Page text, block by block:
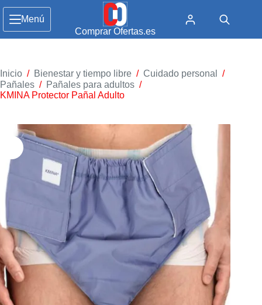
Menú
Comprar Ofertas.es
Inicio / Bienestar y tiempo libre / Cuidado personal
/
Pañales / Pañales para adultos /
KMINA Protector Pañal Adulto